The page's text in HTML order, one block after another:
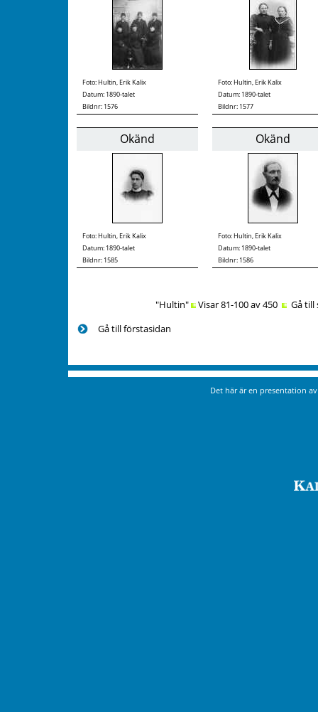
Foto:Hultin, Erik Kalix
Datum: 1890-talet
Bildnr: 1576
Foto:Hultin, Erik Kalix
Datum: 1890-talet
Bildnr: 1577
Okänd
Foto:Hultin, Erik Kalix
Datum: 1890-talet
Bildnr: 1585
Okänd
Foto:Hultin, Erik Kalix
Datum: 1890-talet
Bildnr: 1586
"Hultin" Visar 81-100 av 450
Gå
Gå till förstasidan
Det här är en presentation